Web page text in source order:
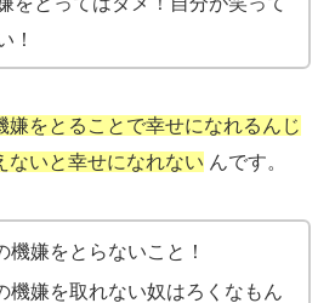
！
嫌をとることで幸せになれるんじ
ないと幸せになれない んです。
機嫌をとらないこと！
機嫌を取れない奴はろくなもん